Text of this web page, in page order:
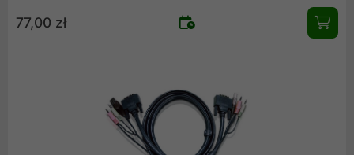
kompatybilnych urządzeń firmy ATEN zapewniamy pewność i
jakość połączeń.
77,00 zł